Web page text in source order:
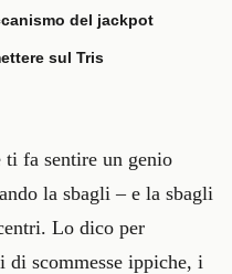
del jackpot
sul Tris
ti fa sentire un genio
la sbagli – e la sbagli
Lo dico per
di scommesse ippiche, i